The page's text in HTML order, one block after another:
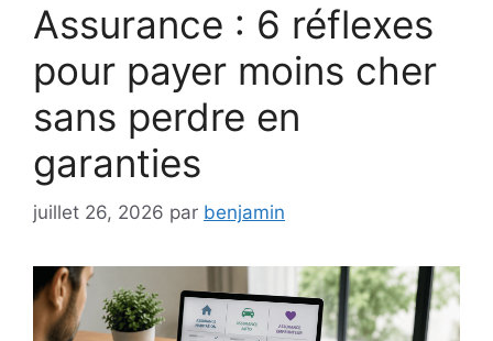
Assurance : 6 réflexes
pour payer moins cher
sans perdre en
garanties
juillet 26, 2026 par benjamin